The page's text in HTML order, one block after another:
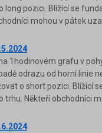
pozici. Blížící se
mohou v pátek
1hodinovém grafu v
odrazu od horní linie
o short pozici. Blížící
Někteří obchodníci